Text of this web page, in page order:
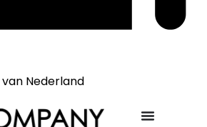
van Nederland